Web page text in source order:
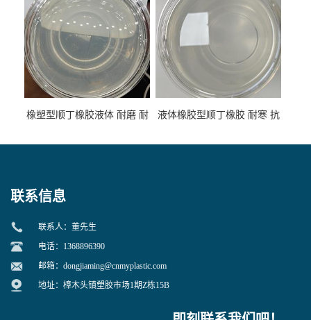
橡塑型顺丁橡胶液体 耐磨 耐
液体橡胶型顺丁橡胶 耐寒 抗
联系信息
联系人：董先生
电话：1368896390
邮箱： dongjiaming@cnmyplastic.com
地址：樟木头镇塑胶市场1期Z栋15B